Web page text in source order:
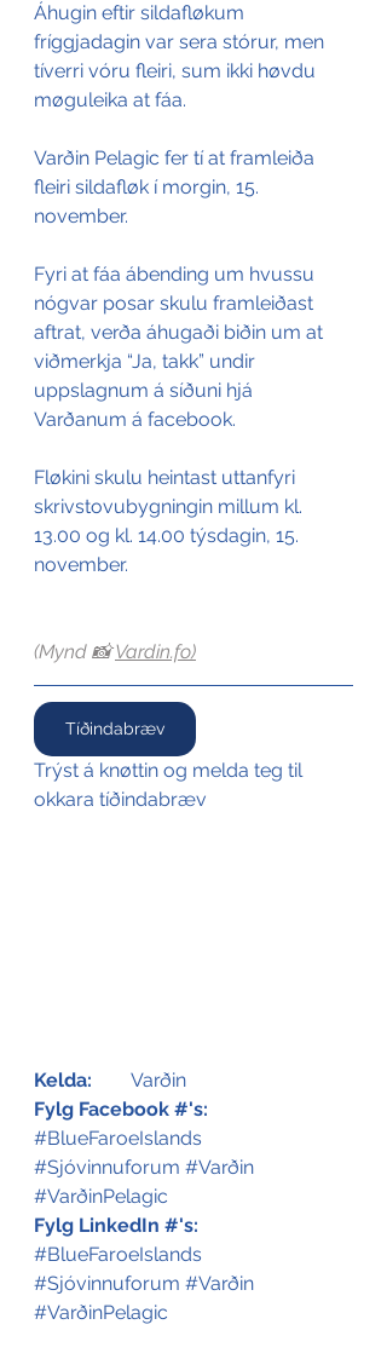
Áhugin eftir sildafløkum
fríggjadagin var sera stórur, men
tíverri vóru fleiri, sum ikki høvdu
møguleika at fáa.
Varðin Pelagic fer tí at framleiða
fleiri sildafløk í morgin, 15.
november.
Fyri at fáa ábending um hvussu
nógvar posar skulu framleiðast
aftrat, verða áhugaði biðin um at
viðmerkja “Ja, takk” undir
uppslagnum á síðuni hjá
Varðanum á facebook.
Fløkini skulu heintast uttanfyri
skrivstovubygningin millum kl.
13.00 og kl. 14.00 týsdagin, 15.
november.
(Mynd 📸 Vardin.fo)
Tíðindabræv
Trýst á knøttin og melda teg til
okkara tíðindabræv
Kelda:
	Varðin
Fylg Facebook #'s:
#BlueFaroeIslands
#Sjóvinnuforum #Varðin
#VarðinPelagic
Fylg LinkedIn #'s:
#BlueFaroeIslands
#Sjóvinnuforum #Varðin
#VarðinPelagic